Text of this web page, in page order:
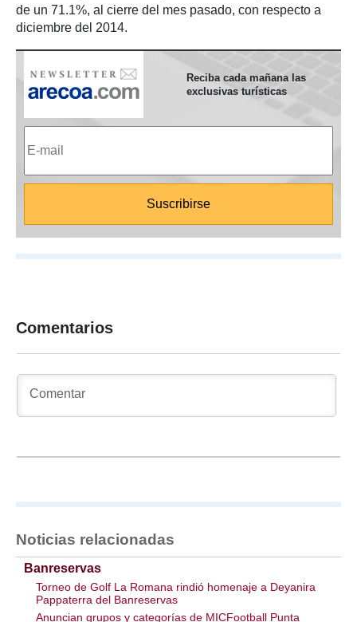
de un 71.1%, al cierre del mes pasado, con respecto a
diciembre del 2014.
Reciba cada mañana las
exclusivas turísticas
Comentarios
Noticias relacionadas
Banreservas
Torneo de Golf La Romana rindió homenaje a Deyanira
Pappaterra del Banreservas
Anuncian grupos y categorías de MICFootball Punta